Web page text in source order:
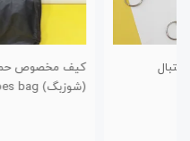
کیف مخصوص حمل کفش نایک